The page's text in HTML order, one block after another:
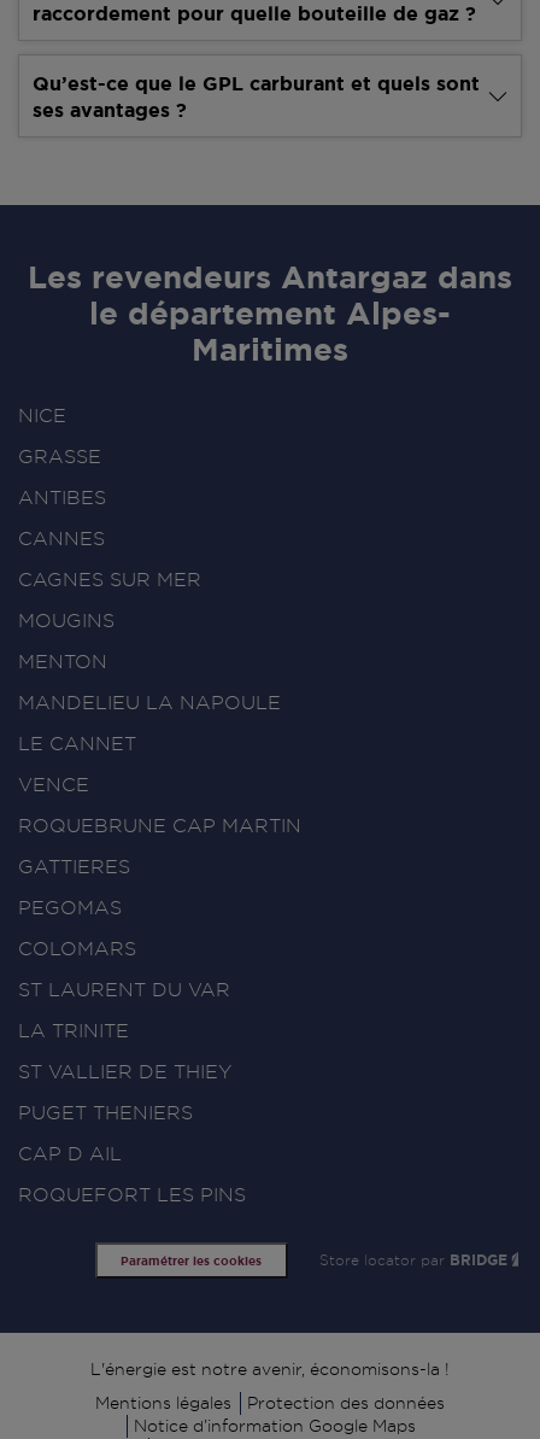
raccordement pour quelle bouteille de gaz ?
Qu’est-ce que le GPL carburant et quels sont
ses avantages ?
Les revendeurs Antargaz dans
le département Alpes-
Maritimes
NICE
GRASSE
ANTIBES
CANNES
CAGNES SUR MER
MOUGINS
MENTON
MANDELIEU LA NAPOULE
LE CANNET
VENCE
ROQUEBRUNE CAP MARTIN
GATTIERES
PEGOMAS
COLOMARS
ST LAURENT DU VAR
LA TRINITE
ST VALLIER DE THIEY
PUGET THENIERS
CAP D AIL
ROQUEFORT LES PINS
Paramétrer les cookies Store locator par BRIDGE
Signature
L'énergie est notre avenir, économisons-la !
Mentions légales
Protection des données
Notice d’information Google Maps